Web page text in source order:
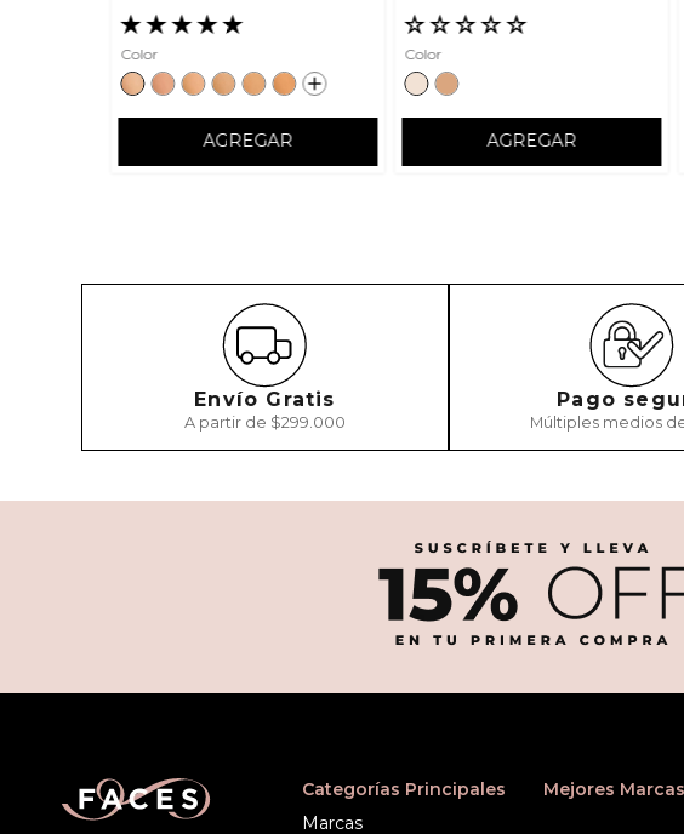
★★★★★
Color
AGREGAR
☆☆☆☆☆
Color
AGREGAR
Envío Gratis
A partir de $299.000
Pago
Múltiples medios
Categorías Principales
Marcas
Mejores Marcas